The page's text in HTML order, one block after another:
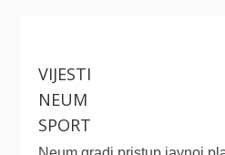
VIJESTI
NEUM
SPORT